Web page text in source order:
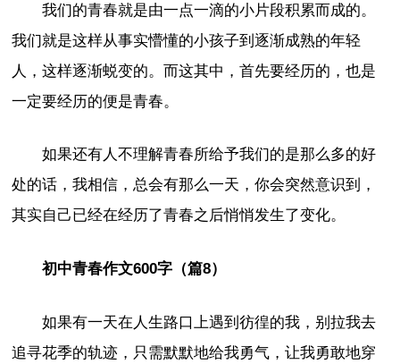
我们的青春就是由一点一滴的小片段积累而成的。
我们就是这样从事实懵懂的小孩子到逐渐成熟的年轻
人，这样逐渐蜕变的。而这其中，首先要经历的，也是
一定要经历的便是青春。
如果还有人不理解青春所给予我们的是那么多的好
处的话，我相信，总会有那么一天，你会突然意识到，
其实自己已经在经历了青春之后悄悄发生了变化。
初中青春作文600字（篇8）
如果有一天在人生路口上遇到彷徨的我，别拉我去
追寻花季的轨迹，只需默默地给我勇气，让我勇敢地穿